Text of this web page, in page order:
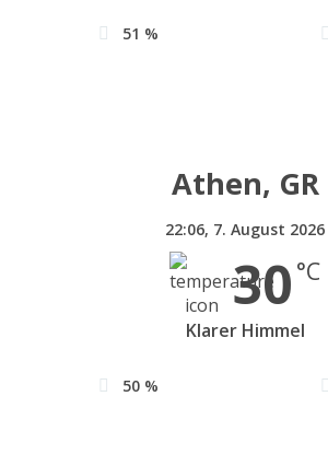
51 %
Athen, GR
22:06, 7. August 2026
30 °C
Klarer Himmel
50 %